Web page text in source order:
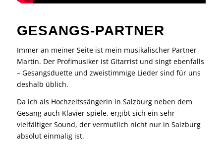
GESANGS-PARTNER
Immer an meiner Seite ist mein musikalischer Partner
Martin. Der Profimusiker ist Gitarrist und singt ebenfalls
– Gesangsduette und zweistimmige Lieder sind für uns
deshalb üblich.
Da ich als Hochzeitssängerin in Salzburg neben dem
Gesang auch Klavier spiele, ergibt sich ein sehr
vielfältiger Sound, der vermutlich nicht nur in Salzburg
absolut einmalig ist.